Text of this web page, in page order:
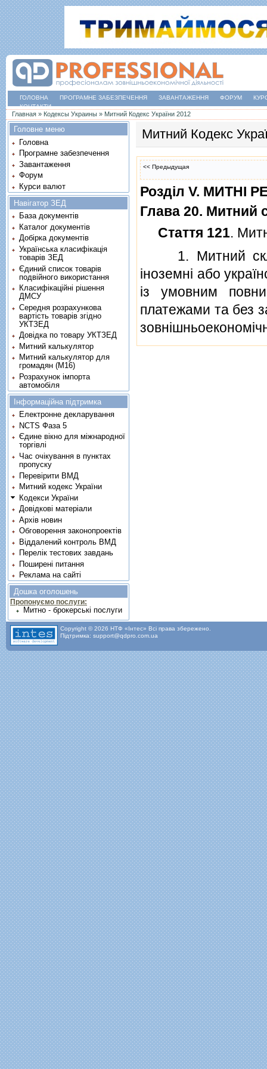
ГОЛОВНА ПРОГРАМНЕ ЗАБЕЗПЕЧЕННЯ ЗАВАНТАЖЕННЯ ФОРУМ
КОНТАКТИ
Ви є тут
Главная » Кодексы Украины » Митний Кодекс України 2012
Митний Кодекс
<< Предыдущая
Роздiл V. МИТНI
Глава 20. Митний
Стаття 121.
1. Митний
iноземнi або
iз умовним
платежами та без
Головне меню
Головна
Програмне забезпечення
Завантаження
Форум
Курси валют
Навігатор ЗЕД
База документів
Каталог документів
Добірка документів
Українська класифікація
товарів ЗЕД
Єдиний список товарів
подвійного використання
Класифікаційні рішення
ДМСУ
Середня розрахункова
вартість товарів згідно
УКТЗЕД
Довідка по товару УКТЗЕД
Митний калькулятор
Митний калькулятор для
громадян (М16)
Розрахунок імпорта
автомобіля
Інформаційна підтримка
Електронне декларування
NCTS Фаза 5
Єдине вікно для міжнародної
торгівлі
Час очікування в пунктах
пропуску
Перевірити ВМД
Митний кодекс України
Кодекси України
Довідкові матеріали
Архів новин
Обговорення законопроектів
Віддалений контроль ВМД
Перелік тестових завдань
Поширені питання
Реклама на сайті
Дошка оголошень
Пропонуємо послуги:
Митно - брокерські послуги
Copyright © 2026 НТФ «Інтес» Всі права збережено.
Підтримка: support@qdpro.com.ua